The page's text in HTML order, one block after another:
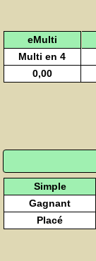
eMulti
Multi en 4
0,00
Simple
Gagnant
Placé